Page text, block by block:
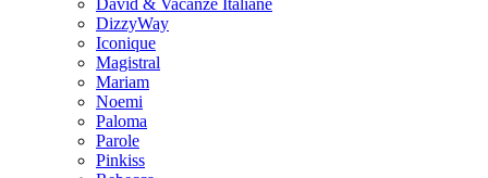
David & Vacanze Italiane
DizzyWay
Iconique
Magistral
Mariam
Noemi
Paloma
Parole
Pinkiss